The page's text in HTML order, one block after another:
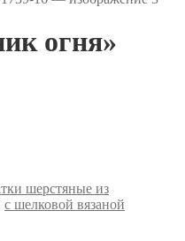
огня»
шерстяные из
с шелковой вязаной